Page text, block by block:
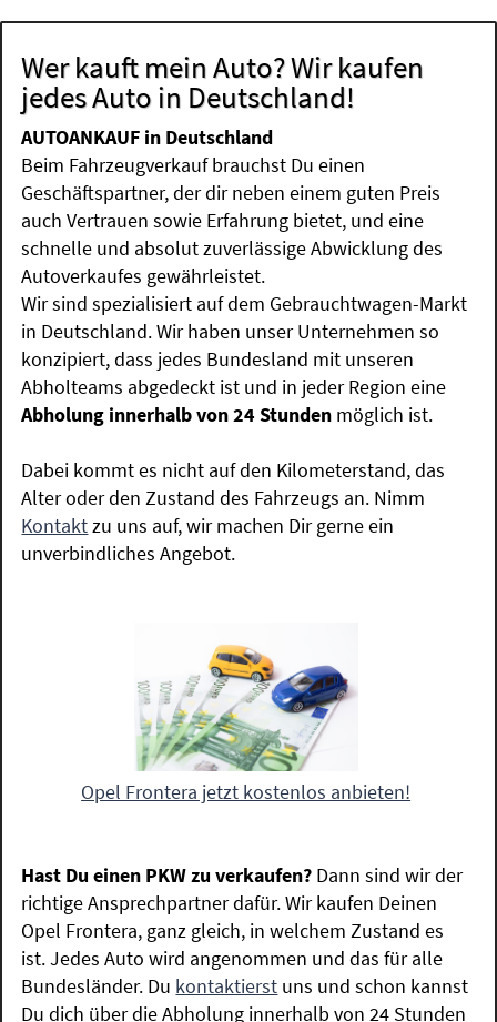
Wer kauft mein Auto? Wir kaufen
jedes Auto in Deutschland!
AUTOANKAUF in Deutschland
Beim Fahrzeugverkauf brauchst Du einen
Geschäftspartner, der dir neben einem guten Preis
auch Vertrauen sowie Erfahrung bietet, und eine
schnelle und absolut zuverlässige Abwicklung des
Autoverkaufes gewährleistet.
Wir sind spezialisiert auf dem Gebrauchtwagen-Markt
in Deutschland. Wir haben unser Unternehmen so
konzipiert, dass jedes Bundesland mit unseren
Abholteams abgedeckt ist und in jeder Region eine
Abholung innerhalb von 24 Stunden möglich ist.
Dabei kommt es nicht auf den Kilometerstand, das
Alter oder den Zustand des Fahrzeugs an. Nimm
Kontaktzu uns auf, wir machen Dir gerne ein
unverbindliches Angebot.
Opel Frontera jetzt kostenlos anbieten!
Hast Du einen PKW zu verkaufen? Dann sind wir der
richtige Ansprechpartner dafür. Wir kaufen Deinen
Opel Frontera, ganz gleich, in welchem Zustand es
ist. Jedes Auto wird angenommen und das für alle
Bundesländer. Du kontaktierst uns und schon kannst
Du dich über die Abholung innerhalb von 24 Stunden